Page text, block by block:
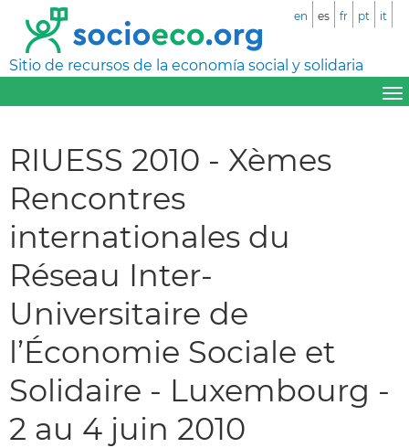
Sitio de recursos de la economía social y solidaria
en es fr pt it
RIUESS 2010 - Xèmes
Rencontres
internationales du
Réseau Inter-
Universitaire de
l’Économie Sociale et
Solidaire - Luxembourg -
2 au 4 juin 2010